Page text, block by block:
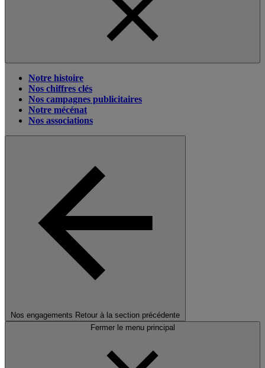
Notre histoire
Nos chiffres clés
Nos campagnes publicitaires
Notre mécénat
Nos associations
Nos engagements Retour à la section précédente
Fermer le menu principal